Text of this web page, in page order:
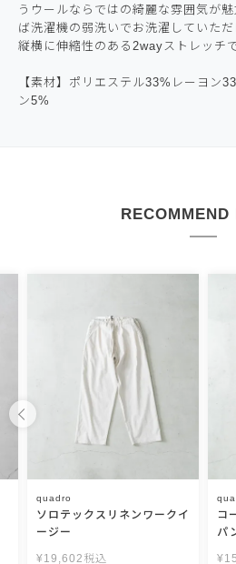
うウールならではの綺麗な雰囲気が
ば洗濯機の弱洗いでお洗濯していただ
縦横に伸縮性のある2wayストレッチ
【素材】ポリエステル33%レーヨン
ン5%
RECOMMEND
quadro
ソロテックスリネンワークイ
ージー
¥19,602 税込
コ
パ
¥